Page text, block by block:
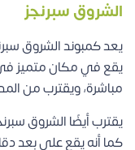
الشروق سبرنجز
يعد كمبوند الشروق
يقع في مكان متميز
مباشرة، ويقترب من
يقترب أيضًا الشروق
كما أنه يقع على بعد